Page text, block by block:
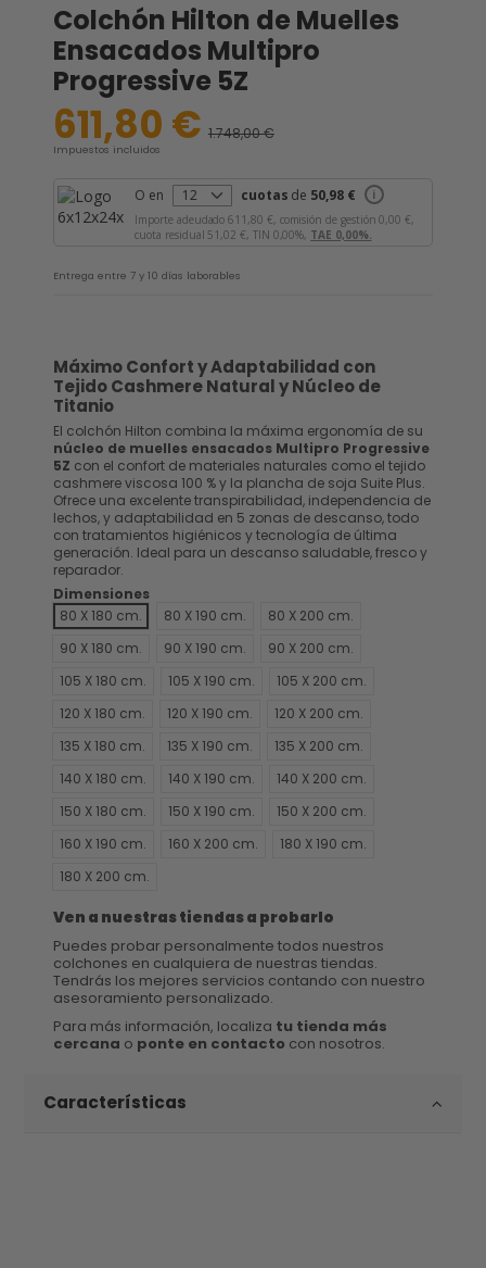
Colchón Hilton de Muelles
Ensacados Multipro
Progressive 5Z
611,80 € 1.748,00 €
Impuestos incluidos
O en cuotas de 50,98 €
i
Importe adeudado611,80 €, comisión de gestión0,00 €,
cuota residual 51,02 €, TIN 0,00%, TAE 0,00%.
Entrega entre 7 y 10 días laborables
Máximo Confort y Adaptabilidad con
Tejido Cashmere Natural y Núcleo de
Titanio
El colchón Hilton combina la máxima ergonomía de su
núcleo de muelles ensacados Multipro Progressive
5Z con el confort de materiales naturales como el tejido
cashmere viscosa 100 % y la plancha de soja Suite Plus.
Ofrece una excelente transpirabilidad, independencia de
lechos, y adaptabilidad en 5 zonas de descanso, todo
con tratamientos higiénicos y tecnología de última
generación. Ideal para un descanso saludable, fresco y
reparador.
Dimensiones
80 X 180 cm.
80 X 190 cm.
80 X 200 cm.
90 X 180 cm.
90 X 190 cm.
90 X 200 cm.
105 X 180 cm.
105 X 190 cm.
105 X 200 cm.
120 X 180 cm.
120 X 190 cm.
120 X 200 cm.
135 X 180 cm.
135 X 190 cm.
135 X 200 cm.
140 X 180 cm.
140 X 190 cm.
140 X 200 cm.
150 X 180 cm.
150 X 190 cm.
150 X 200 cm.
160 X 190 cm.
160 X 200 cm.
180 X 190 cm.
180 X 200 cm.
Ven a nuestras tiendas a probarlo
Puedes probar personalmente todos nuestros
colchones en cualquiera de nuestras tiendas.
Tendrás los mejores servicios contando con nuestro
asesoramiento personalizado.
Para más información, localiza tu tienda más
cercana o ponte en contacto con nosotros.
Características